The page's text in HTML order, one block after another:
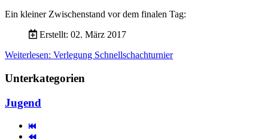
Ein kleiner Zwischenstand vor dem finalen Tag:
Erstellt: 02. März 2017
Weiterlesen: Verlegung Schnellschachturnier
Unterkategorien
Jugend